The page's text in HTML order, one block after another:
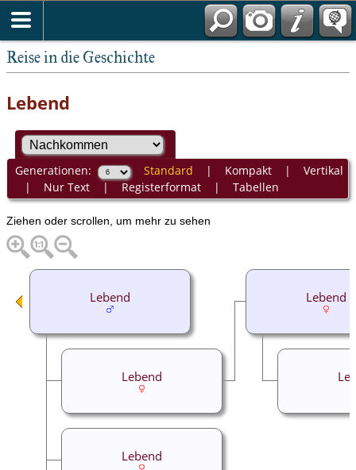
Reise in die Geschichte
Lebend
Generationen: Standard | Kompakt| Vertikal
| Nur Text| Registerformat| Tabellen
Ziehen oder scrollen, um mehr zu sehen
Lebend
Lebend
Lebend
Lebend